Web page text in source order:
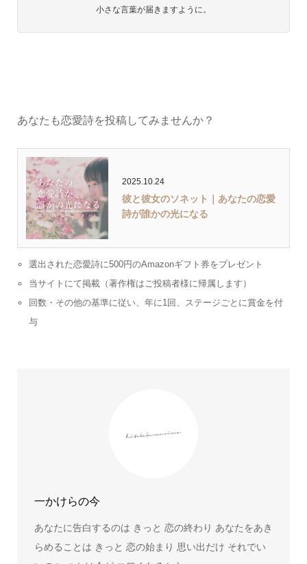
小さな言葉が届きますように。
あなたも恋愛詩を投稿してみませんか？
2025.10.24
彼と彼女のソネット｜あなたの恋愛
詩が誰かの光になる
選出された恋愛詩に500円のAmazonギフト券をプレゼント
当サイトにて掲載（著作権はご投稿者様に帰属します）
回数・その他の基準に従い、年に1回、ステージごとに賞金を付
与
一かけらの今
あなたに告白するのは きっと 恋の終わり あなたをあき
らめることは きっと 恋の始まり 思い出だけ それでい